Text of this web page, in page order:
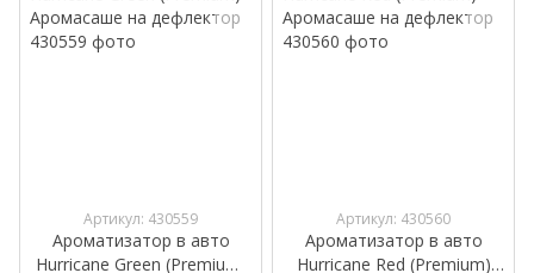
Артикул: 430559
Ароматизатор в авто
Hurricane Green (Premium)
Артикул: 430560
Ароматизатор в авто
Hurricane Red (Premium)